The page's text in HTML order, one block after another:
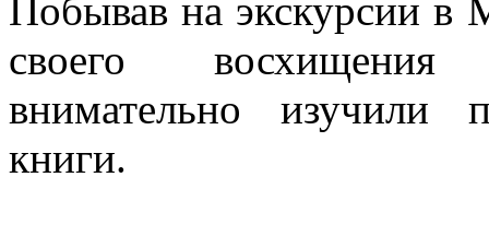
Побывав на экскурсии в
своего восхищения
внимательно изучили
книги.